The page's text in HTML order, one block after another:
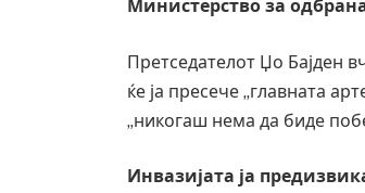
Министерство за
Претседателот Џо Бајден
ќе ја пресече „главната
„никогаш нема да биде
Инвазијата ја